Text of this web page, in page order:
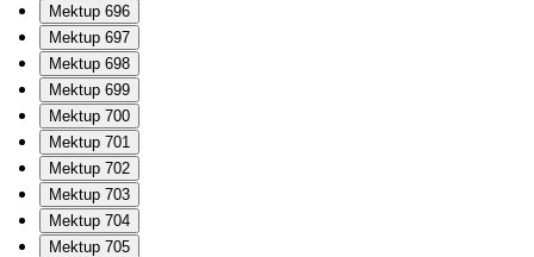
Mektup 696
Mektup 697
Mektup 698
Mektup 699
Mektup 700
Mektup 701
Mektup 702
Mektup 703
Mektup 704
Mektup 705